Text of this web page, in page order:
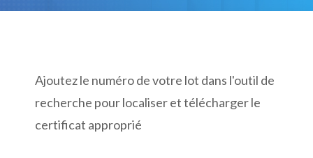
Ajoutez le numéro de votre lot dans l'outil de
recherche pour localiser et télécharger le
certificat approprié